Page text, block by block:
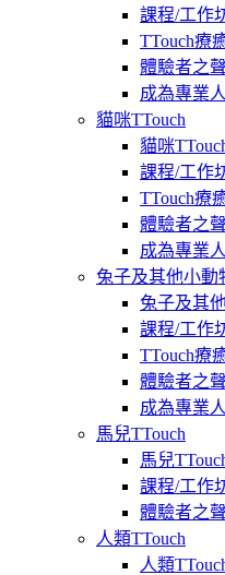
課程/工作
TTouch療
體驗者之聲
成為專業
貓咪TTouch
貓咪
課程/工作
TTouch療
體驗者之聲
成為專業
兔子及其他小動
兔子及其
課程/工作
TTouch療
體驗者之聲
成為專業
馬兒TTouch
馬兒
課程/工作
體驗者之聲
人類TTouch
人類